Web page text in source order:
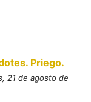
Priego.
21 de agosto de